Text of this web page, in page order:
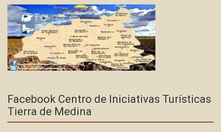
Facebook Centro de Iniciativas Turísticas
Tierra de Medina